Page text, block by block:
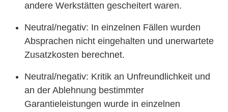
andere Werkstätten gescheitert waren.
Neutral/negativ: In einzelnen Fällen wurden
Absprachen nicht eingehalten und unerwartete
Zusatzkosten berechnet.
Neutral/negativ: Kritik an Unfreundlichkeit und
an der Ablehnung bestimmter
Garantieleistungen wurde in einzelnen